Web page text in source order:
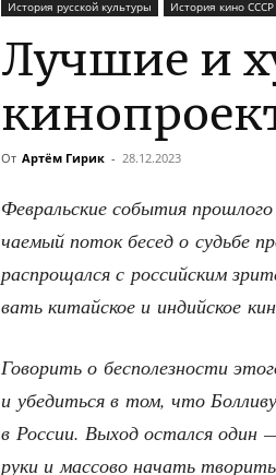
История русской культуры История кино
Лучшие и
От Артём Гирик - 28.12.2023
Фев­раль­ские собы­тия
ча­е­мый поток бесед о судь­бе
рас­про­щал­ся с рос­сий­ским
вать китай­ское и индий­ское
Гово­рить о бес­по­лез­но­сти
и убе­дить­ся в том, что
в Рос­сии. Выход остал­ся один
руки и мас­со­во начать